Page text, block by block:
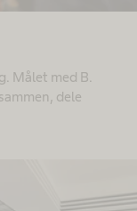
Målet med B.
dele